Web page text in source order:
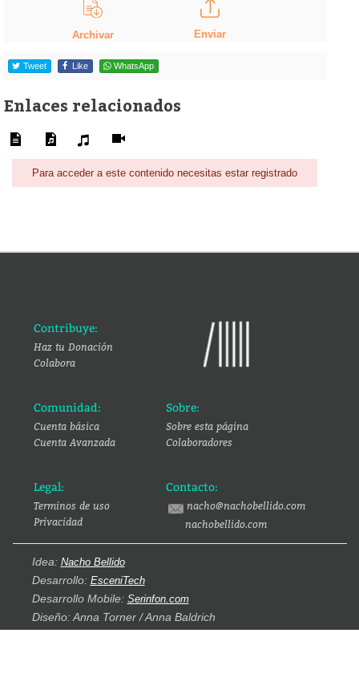
Archivar Enviar
Tweet Like WhatsApp
Enlaces relacionados
Para acceder a este contenido necesitas estar registrado
Contribuye:
Haz tu Donación
Colabora
Comunidad:
Cuenta básica
Cuenta Avanzada
Sobre:
Sobre esta página
Colaboradores
Legal:
Terminos de uso
Privacidad
Contacto:
nacho@nachobellido.com
nachobellido.com
Idea: Nacho Bellido
Desarrollo: EsceniTech
Desarrollo Mobile: Serinfon.com
Diseño: Anna Torner / Anna Baldrich